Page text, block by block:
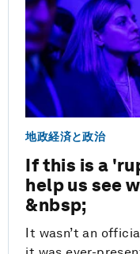
地政経済と政治
If this is a
help us see
&nbsp;
It wasn’t an